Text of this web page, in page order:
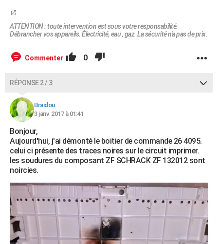
ATTENTION : toute intervention est sous votre responsabilité.
Débrancher vos appareils. Électricité, eau , gaz. La sécurité n'a pas de prix.
Commenter 0
RÉPONSE 2 / 3
Braidou
3 janv. 2017 à 01:41
Bonjour,
Aujourd'hui, j'ai démonté le boitier de commande 26 4095.
celui ci présente des traces noires sur le circuit imprimer.
les soudures du composant ZF SCHRACK ZF 132012 sont
noircies.